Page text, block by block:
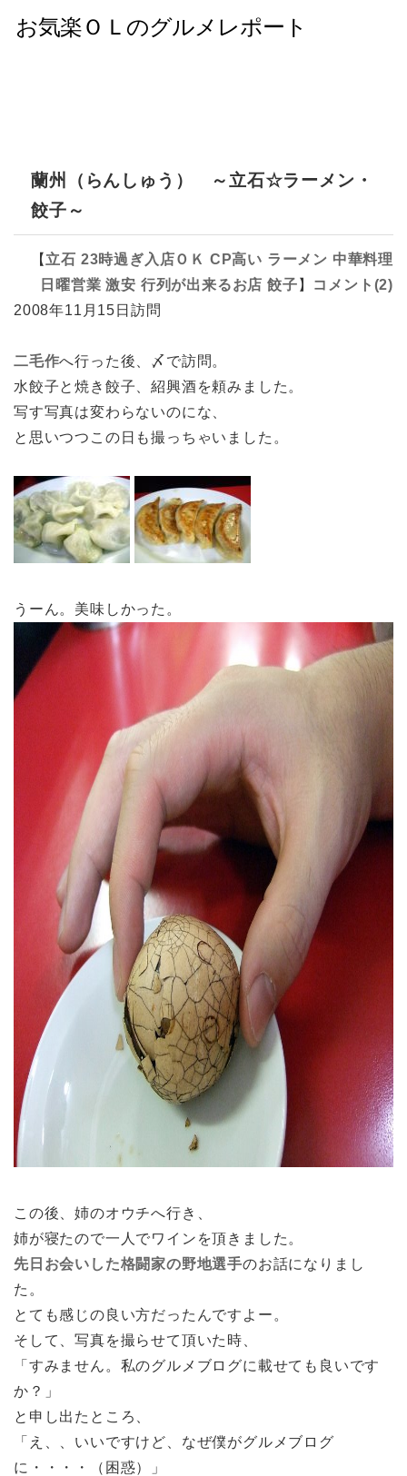
蘭州（らんしゅう） ～立石☆ラーメン・
餃子～
【 立石 23時過ぎ入店ＯＫ CP高い ラーメン 中華料理
日曜営業 激安 行列が出来るお店 餃子 】 コメント(2)
2008年11月15日訪問
二毛作へ行った後、〆で訪問。
水餃子と焼き餃子、紹興酒を頼みました。
写す写真は変わらないのにな、
と思いつつこの日も撮っちゃいました。
うーん。美味しかった。
この後、姉のオウチへ行き、
姉が寝たので一人でワインを頂きました。
先日お会いした格闘家の野地選手のお話になりまし
た。
とても感じの良い方だったんですよー。
そして、写真を撮らせて頂いた時、
「すみません。私のグルメブログに載せても良いです
か？」
と申し出たところ、
「え、、いいですけど、なぜ僕がグルメブログ
に・・・・（困惑）」